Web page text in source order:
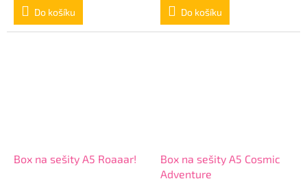
Do košíku Do košíku
Box na sešity A5 Roaaar!
Box na sešity A5 Cosmic
Adventure